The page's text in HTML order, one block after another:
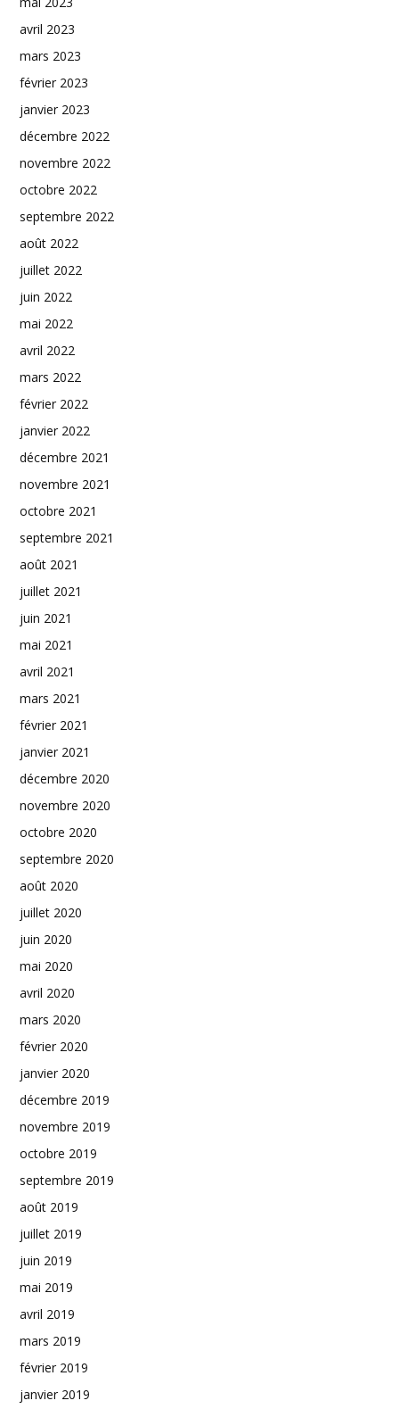
avril 2023
mars 2023
février 2023
janvier 2023
décembre 2022
novembre 2022
octobre 2022
septembre 2022
août 2022
juillet 2022
juin 2022
mai 2022
avril 2022
mars 2022
février 2022
janvier 2022
décembre 2021
novembre 2021
octobre 2021
septembre 2021
août 2021
juillet 2021
juin 2021
mai 2021
avril 2021
mars 2021
février 2021
janvier 2021
décembre 2020
novembre 2020
octobre 2020
septembre 2020
août 2020
juillet 2020
juin 2020
mai 2020
avril 2020
mars 2020
février 2020
janvier 2020
décembre 2019
novembre 2019
octobre 2019
septembre 2019
août 2019
juillet 2019
juin 2019
mai 2019
avril 2019
mars 2019
février 2019
janvier 2019